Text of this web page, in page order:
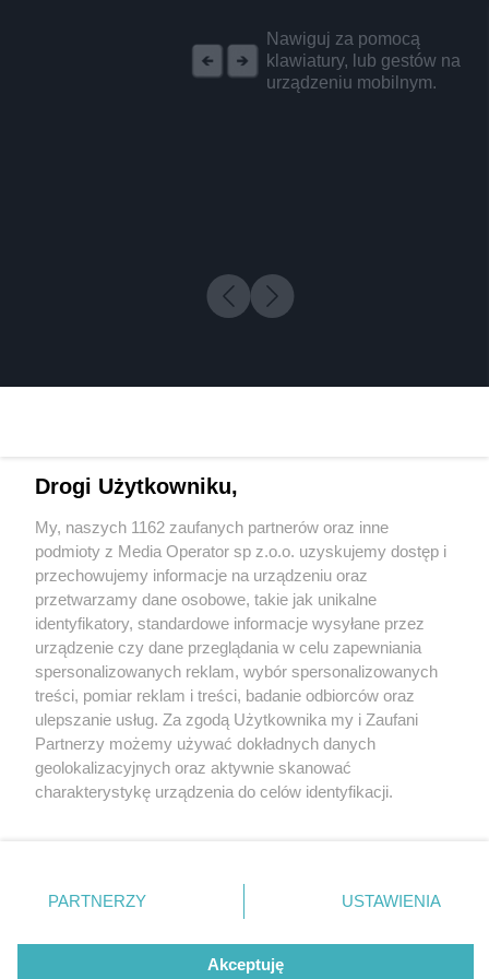
Nawiguj za pomocą
klawiatury, lub gestów na
urządzeniu mobilnym.
2 / 0
Wydawca mediów lokalnych
Nie zapomnij
zapoznać się z:
polityką prywatności regulamin korzystania z portali
Twojemiasto
Piekary Śląskie
Chorzów
Tarnowskie Góry
Gliwice
Skontakuj sięz nami
Kontakt
Wydawca
Redakcja
Drogi Użytkowniku,
My, naszych 1162 zaufanych partnerów oraz inne
podmioty z Media Operator sp z.o.o. uzyskujemy dostęp i
przechowujemy informacje na urządzeniu oraz
przetwarzamy dane osobowe, takie jak unikalne
identyfikatory, standardowe informacje wysyłane przez
urządzenie czy dane przeglądania w celu zapewniania
spersonalizowanych reklam, wybór spersonalizowanych
treści, pomiar reklam i treści, badanie odbiorców oraz
ulepszanie usług. Za zgodą Użytkownika my i Zaufani
Partnerzy możemy używać dokładnych danych
geolokalizacyjnych oraz aktywnie skanować
charakterystykę urządzenia do celów identyfikacji.
zmienić/wycofać klikając przycisk ustawień prywatności
znajdujący się w lewym dolnym rogu strony
rodzaje przetwarzania danych nie wymagają zgody
użytkownika, ale masz prawo sprzeciwić się takiemu
PARTNERZY USTAWIENIA
Akceptuję